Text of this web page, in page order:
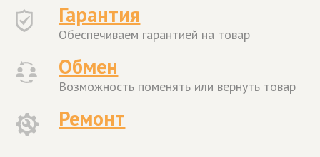
Гарантия
Обеспечиваем гарантией на товар
Обмен
Возможность поменять или вернуть товар
Ремонт